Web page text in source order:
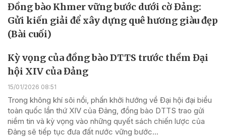
Đồng bào Khmer vững bước dưới cờ Đảng:
Gửi kiến giải để xây dựng quê hương giàu đẹp
(Bài cuối)
Kỳ vọng của đồng bào DTTS trước thềm Đại
hội XIV của Đảng
15/01/2026 08:51
Trong không khí sôi nổi, phấn khởi hướng về Đại hội đại biểu
toàn quốc lần thứ XIV của Đảng, đồng bào DTTS trao gửi
niềm tin và kỳ vọng vào những quyết sách chiến lược của
Đảng sẽ tiếp tục đưa đất nước vững bước...